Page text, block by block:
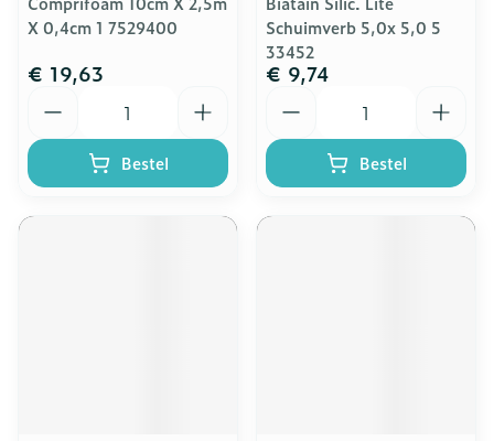
X 0,4cm 1 7529400
€ 19,63
Bestel
Schuimverb 5,0x 5,0 5
33452
€ 9,74
Bestel